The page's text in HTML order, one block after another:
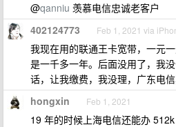
@qanniu 羡慕电信忠诚老客户
402124773 Feb 1, 2021 via
我现在用的联通王卡宽带，一元
是一千多一年。后面没用了，我
话，让我缴费，我没理，广东电
hongxin Feb 1, 2021
19 年的时候上海电信还能办